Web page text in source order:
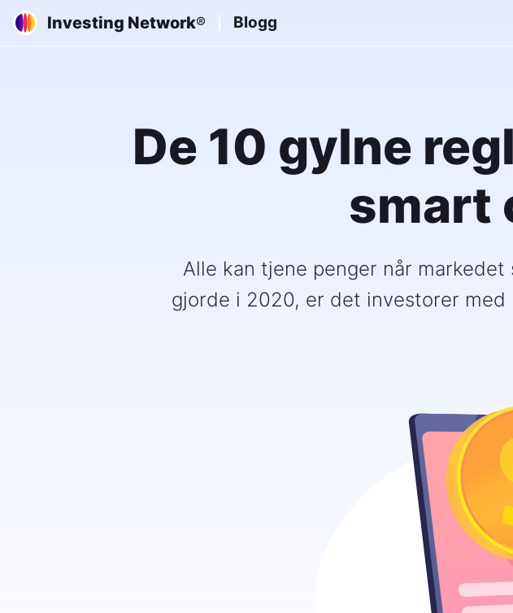
Investing Network® Blogg
De 10 gylne
smart
Alle kan tjene penger når
gjorde i 2020, er det investorer